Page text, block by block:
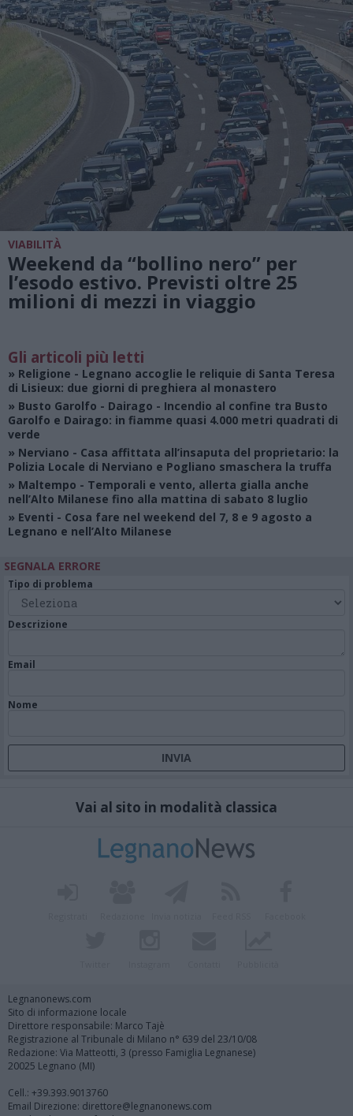
VIABILITÀ
Weekend da “bollino nero” per
l’esodo estivo. Previsti oltre 25
milioni di mezzi in viaggio
Gli articoli più letti
» Religione - Legnano accoglie le reliquie di Santa Teresa
di Lisieux: due giorni di preghiera al monastero
» Busto Garolfo - Dairago - Incendio al confine tra Busto
Garolfo e Dairago: in fiamme quasi 4.000 metri quadrati di
verde
» Nerviano - Casa affittata all’insaputa del proprietario: la
Polizia Locale di Nerviano e Pogliano smaschera la truffa
» Maltempo - Temporali e vento, allerta gialla anche
nell’Alto Milanese fino alla mattina di sabato 8 luglio
» Eventi - Cosa fare nel weekend del 7, 8 e 9 agosto a
Legnano e nell’Alto Milanese
SEGNALA ERRORE
Tipo di problema
Descrizione
Email
Nome
Vai al sito in modalità classica
Legnanonews.com
Sito di informazione locale
Direttore responsabile: Marco Tajè
Registrazione al Tribunale di Milano n° 639 del 23/10/08
Redazione: Via Matteotti, 3 (presso Famiglia Legnanese)
20025 Legnano (MI)
Cell.: +39.393.9013760
Email Direzione: direttore@legnanonews.com